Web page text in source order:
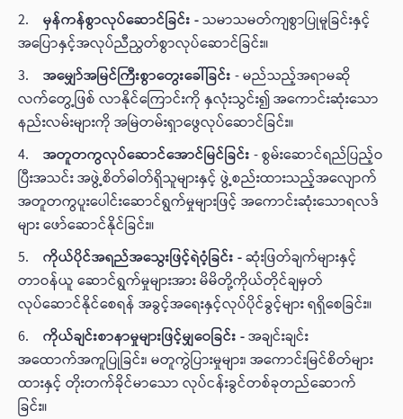
2. မှန်ကန်စွာလုပ်ဆောင်ခြင်း -သမာသမတ်ကျစွာပြုမူခြင်းနှင့်
အပြောနှင့်အလုပ်ညီညွတ်စွာလုပ်ဆောင်ခြင်း။
3. အမျှော်အမြင်ကြီးစွာတွေးခေါ်ခြင်း - မည်သည့်အရာမဆို
လက်တွေ့ဖြစ် လာနိုင်ကြောင်းကို နှလုံးသွင်း၍ အကောင်းဆုံးသော
နည်းလမ်းများကို အမြဲတမ်းရှာဖွေလုပ်ဆောင်ခြင်း။
4. အတူတကွလုပ်ဆောင်အောင်မြင်ခြင်း - စွမ်းဆောင်ရည်ပြည့်ဝ
ပြီးအသင်း အဖွဲ့စိတ်ဓါတ်ရှိသူများနှင့် ဖွဲ့စည်းထားသည့်အလျောက်
အတူတကွပူးပေါင်းဆောင်ရွက်မှုများဖြင့် အကောင်းဆုံးသောရလဒ်
များ ဖော်ဆောင်နိုင်ခြင်း။
5. ကိုယ်ပိုင်အရည်အသွေးဖြင့်ရဲဝံ့ခြင်း -ဆုံးဖြတ်ချက်များနှင့်
တာဝန်ယူ ဆောင်ရွက်မှုများအား မိမိတို့ကိုယ်တိုင်ချမှတ်
လုပ်ဆောင်နိုင်စေရန် အခွင့်အရေးနှင့်လုပ်ပိုင်ခွင့်များ ရရှိစေခြင်း။
6. ကိုယ်ချင်းစာနာမှုများဖြင့်မျှဝေခြင်း -အချင်းချင်း
အထောက်အကူပြုခြင်း၊ မတူကွဲပြားမှုများ၊ အကောင်းမြင်စိတ်များ
ထားနှင့် တိုးတက်ခိုင်မာသော လုပ်ငန်းခွင်တစ်ခုတည်ဆောက်
ခြင်း။